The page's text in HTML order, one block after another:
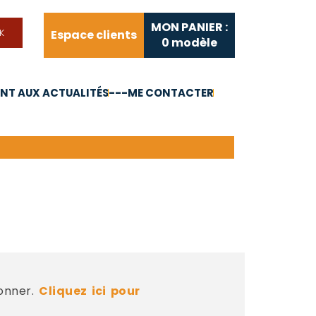
Espace clients
MON PANIER :
0 modèle
AUX ACTUALITÉS---ME CONTACTER
Cliquez ici pour